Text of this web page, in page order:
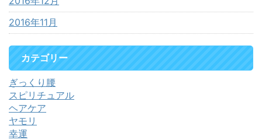
2016年11月
カテゴリー
ぎっくり腰
スピリチュアル
ヘアケア
ヤモリ
幸運